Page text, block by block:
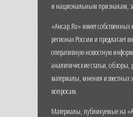
и национальным признакам,
«Ансар.Ru» имеет
регионах России и предлагает
оперативную новостную
аналитические статьи, обзоры,
материалы, мнения известных
вопросам.
Материалы, публикуемые на